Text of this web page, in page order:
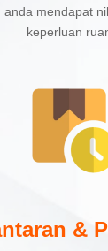
anda mendapat
keperluan
&